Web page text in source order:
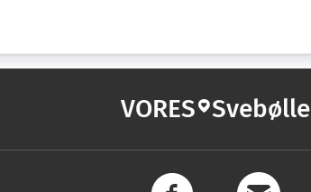
VORES Svebølle